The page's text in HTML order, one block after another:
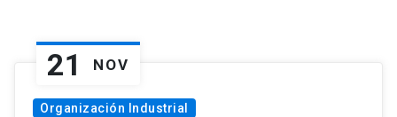
21 NOV
Organización Industrial